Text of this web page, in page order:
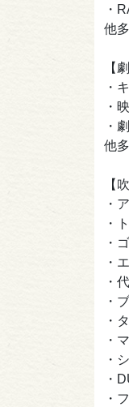
・
他
【
・
・
・
他
【
・
・
・
・
・
・
・
・
・
・
・